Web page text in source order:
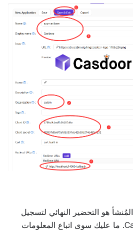
إنشاء مستخدم للـ Apply المُنشأ هو التحضير النهائي لتسجيل
الدخول لاحقًا إلى Casibase. ما عليك سوى اتباع المعلومات